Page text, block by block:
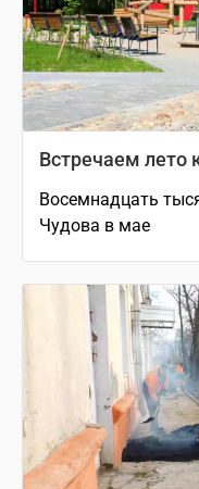
Встречаем лето
Восемнадцать
Чудова в мае